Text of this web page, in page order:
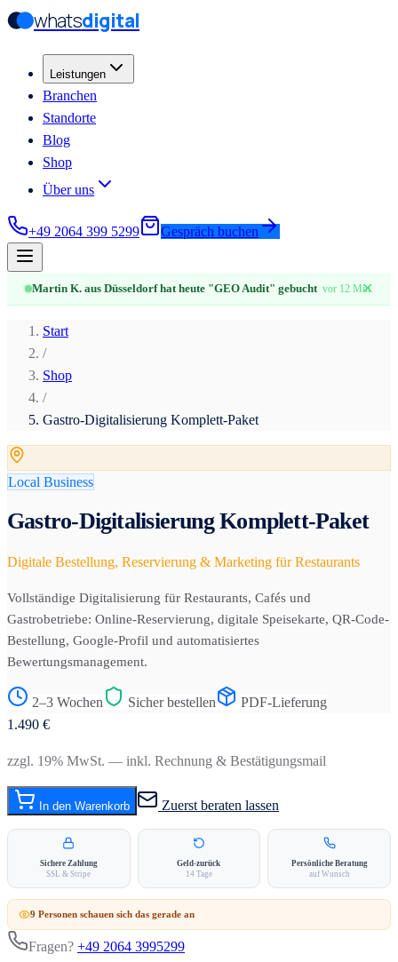
Zum Hauptinhalt springen
Zum Hauptinhalt springen
whatsdigital
Leistungen
Branchen
Standorte
Blog
Shop
Über uns
+49 2064 399 5299 Gespräch buchen
Martin K. aus Düsseldorf hat heute "GEO Audit" gebucht vor 12 Min.
✕
Start
/
Shop
/
Gastro-Digitalisierung Komplett-Paket
Local Business
Gastro-Digitalisierung Komplett-Paket
Digitale Bestellung, Reservierung & Marketing für Restaurants
Vollständige Digitalisierung für Restaurants, Cafés und
Gastrobetriebe: Online-Reservierung, digitale Speisekarte, QR-Code-
Bestellung, Google-Profil und automatisiertes
Bewertungsmanagement.
2–3 Wochen Sicher bestellen
PDF-Lieferung
1.490 €
zzgl. 19% MwSt. — inkl. Rechnung & Bestätigungsmail
In den Warenkorb Zuerst beraten lassen
Sichere Zahlung
SSL & Stripe
Geld-zurück
14 Tage
Persönliche Beratung
auf Wunsch
9 Personen schauen sich das gerade an
Fragen? +49 2064 3995299